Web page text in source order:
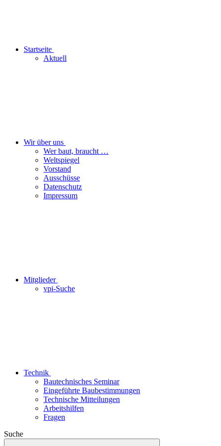
Startseite
Aktuell
Wir über uns
Wer baut, braucht …
Weltspiegel
Vorstand
Ausschüsse
Datenschutz
Impressum
Mitglieder
vpi-Suche
Technik
Bautechnisches Seminar
Eingeführte Baubestimmungen
Technische Mitteilungen
Arbeitshilfen
Fragen
Suche